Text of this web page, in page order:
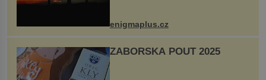
...
enigmaplus.cz
ZÁBOŘSKÁ POUŤ 2025